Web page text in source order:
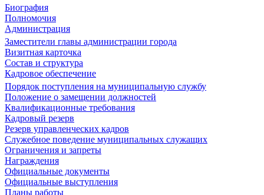
Биография
Полномочия
Администрация
Заместители главы администрации города
Визитная карточка
Состав и структура
Кадровое обеспечение
Порядок поступления на муниципальную службу
Положение о замещении должностей
Квалификационные требования
Кадровый резерв
Резерв управленческих кадров
Служебное поведение муниципальных служащих
Ограничения и запреты
Награждения
Официальные документы
Официальные выступления
Планы работы